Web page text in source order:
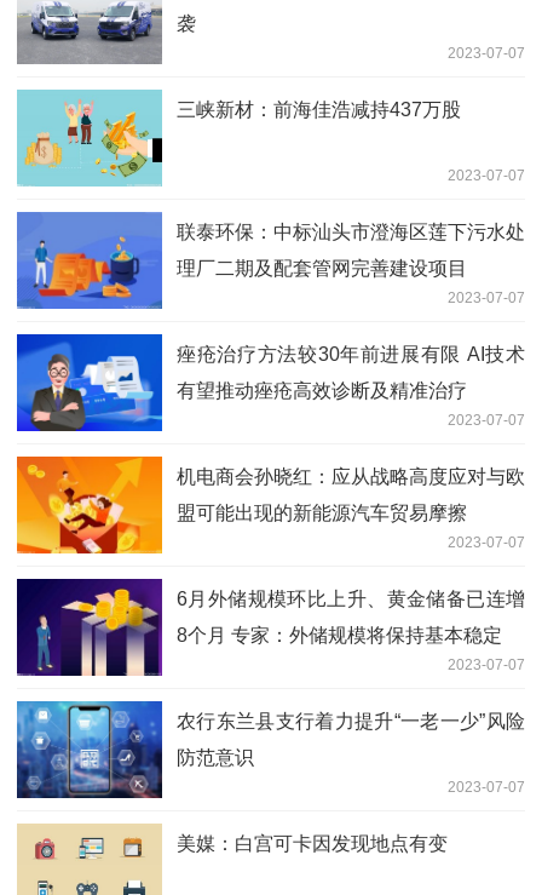
袭
2023-07-07
三峡新材：前海佳浩减持437万股
2023-07-07
联泰环保：中标汕头市澄海区莲下污水处
理厂二期及配套管网完善建设项目
2023-07-07
痤疮治疗方法较30年前进展有限 AI技术
有望推动痤疮高效诊断及精准治疗
2023-07-07
机电商会孙晓红：应从战略高度应对与欧
盟可能出现的新能源汽车贸易摩擦
2023-07-07
6月外储规模环比上升、黄金储备已连增
8个月 专家：外储规模将保持基本稳定
2023-07-07
农行东兰县支行着力提升“一老一少”风险
防范意识
2023-07-07
美媒：白宫可卡因发现地点有变